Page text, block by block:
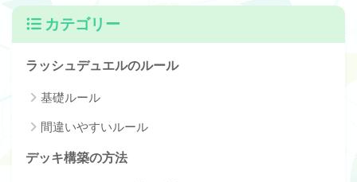
カテゴリー
ラッシュデュエルのルール
基礎ルール
間違いやすいルール
デッキ構築の方法